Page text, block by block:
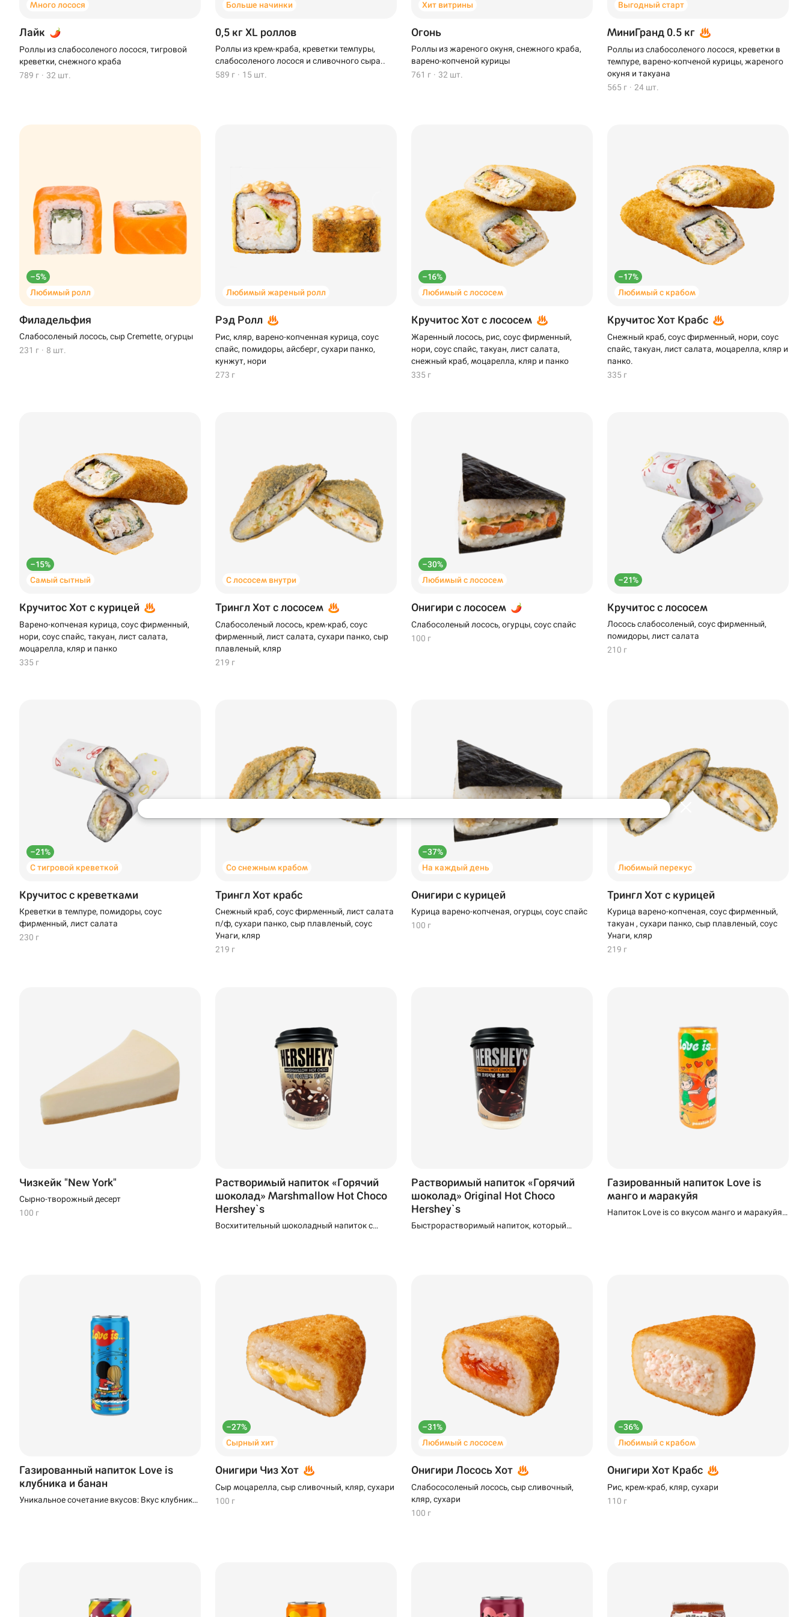
Много лосося
Лайк
Роллы из слабосоленого лосося, тигровой
креветки, снежного краба
789 г · 32 шт.
Больше начинки
0,5 кг XL роллов
Роллы из крем-краба, креветки темпуры,
слабосоленого лосося и сливочного сыра..
589 г · 15 шт.
Хит витрины
Огонь
Роллы из жареного окуня, снежного краба,
варено-копченой курицы
761 г · 32 шт.
Выгодный старт
МиниГранд 0.5 кг
Роллы из слабосоленого лосося, креветки в
темпуре, варено-копченой курицы, жареного
окуня и такуана
565 г · 24 шт.
–5%
Любимый ролл
Филадельфия
Слабосоленый лосось, сыр Cremette, огурцы
231 г · 8 шт.
Любимый жареный ролл
Рэд Ролл
Рис, кляр, варено-копченная курица, соус
спайс, помидоры, айсберг, сухари панко,
кунжут, нори
273 г
–16%
Любимый с лососем
Кручитос Хот с лососем
Жаренный лосось, рис, соус фирменный,
нори, соус спайс, такуан, лист салата,
снежный краб, моцарелла, кляр и панко
335 г
–17%
Любимый с крабом
Кручитос Хот Крабс
Снежный краб, соус фирменный, нори, соус
спайс, такуан, лист салата, моцарелла, кляр и
панко.
335 г
–15%
Самый сытный
Кручитос Хот с курицей
Варено-копченая курица, соус фирменный,
нори, соус спайс, такуан, лист салата,
моцарелла, кляр и панко
335 г
С лососем внутри
Трингл Хот с лососем
Слабосоленый лосось, крем-краб, соус
фирменный, лист салата, сухари панко, сыр
плавленый, кляр
219 г
–30%
Любимый с лососем
Онигири с лососем
Слабосоленый лосось, огурцы, соус спайс
100 г
–21%
Кручитос с лососем
Лосось слабосоленый, соус фирменный,
помидоры, лист салата
210 г
–21%
С тигровой креветкой
Кручитос с креветками
Креветки в темпуре, помидоры, соус
фирменный, лист салата
230 г
Со снежным крабом
Трингл Хот крабс
Снежный краб, соус фирменный, лист салата
п/ф, сухари панко, сыр плавленый, соус
Унаги, кляр
219 г
–37%
На каждый день
Онигири с курицей
Курица варено-копченая, огурцы, соус спайс
100 г
Любимый перекус
Трингл Хот с курицей
Курица варено-копченая, соус фирменный,
такуан , сухари панко, сыр плавленый, соус
Унаги, кляр
219 г
Чизкейк "New York"
Сырно-творожный десерт
100 г
Растворимый напиток «Горячий
шоколад» Marshmallow Hot Choco
Hershey`s
Восхитительный шоколадный напиток с
Растворимый напиток «Горячий
шоколад» Original Hot Choco
Hershey`s
Быстрорастворимый напиток, который
Газированный напиток Love is
манго и маракуйя
Напиток Love is со вкусом манго и маракуйя
Газированный напиток Love is
клубника и банан
Уникальное сочетание вкусов: Вкус клубники
–27%
Сырный хит
Онигири Чиз Хот
Сыр моцарелла, сыр сливочный, кляр, сухари
100 г
–31%
Любимый с лососем
Онигири Лосось Хот
Слабососоленый лосось, сыр сливочный,
кляр, сухари
100 г
–36%
Любимый с крабом
Онигири Хот Крабс
Рис, крем-краб, кляр, сухари
110 г
Выбрать ресторан